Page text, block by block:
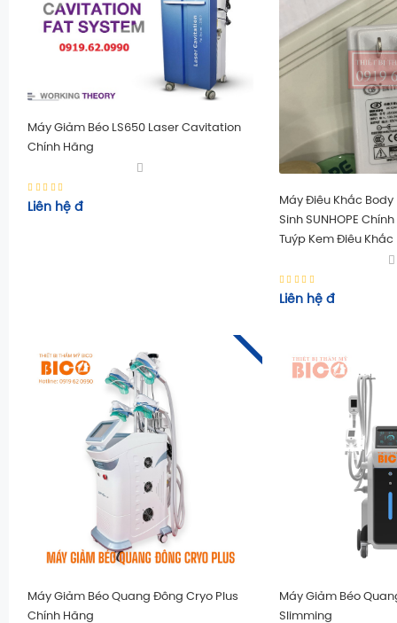
Máy Giảm Béo LS650 Laser Cavitation
Chính Hãng
Liên hệ đ
Máy Điêu Khắc
Sinh SUNHOPE
Tuýp Kem Điêu Khắc
Liên hệ đ
Máy Giảm Béo Quang Đông Cryo Plus
Chính Hãng
Máy Giảm Béo
Slimming